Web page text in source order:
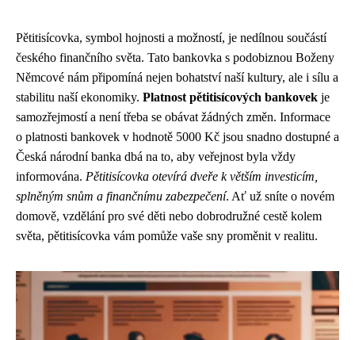
Pětitisícovka, symbol hojnosti a možností, je nedílnou součástí
českého finančního světa. Tato bankovka s podobiznou Boženy
Němcové nám připomíná nejen bohatství naší kultury, ale i sílu a
stabilitu naší ekonomiky. Platnost pětitisícových bankovek je
samozřejmostí a není třeba se obávat žádných změn. Informace
o platnosti bankovek v hodnotě 5000 Kč jsou snadno dostupné a
Česká národní banka dbá na to, aby veřejnost byla vždy
informována. Pětitisícovka otevírá dveře k větším investicím,
splněným snům a finančnímu zabezpečení. Ať už sníte o novém
domově, vzdělání pro své děti nebo dobrodružné cestě kolem
světa, pětitisícovka vám pomůže vaše sny proměnit v realitu.